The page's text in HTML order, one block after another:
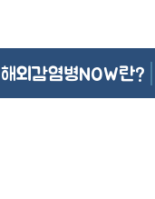
해외감염병NOW란?